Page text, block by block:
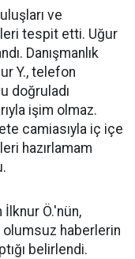
ve
tespit etti. Uğur
Danışmanlık
Y., telefon
doğruladı
işim olmaz.
camiasıyla iç içe
hazırlamam
İlknur Ö.'nün,
olumsuz haberlerin
belirlendi.